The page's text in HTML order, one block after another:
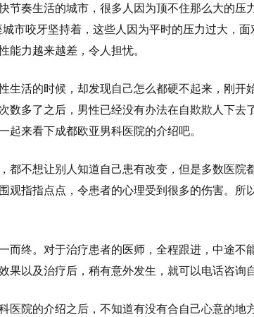
节奏生活的城市，很多人因为顶不住那么大的压
市咬牙坚持着，这些人因为平时的压力过大，
能力越来越差，令人担忧。
生活的时候，却发现自己怎么都硬不起来，刚开
数多了之后，男性已经没有办法在自欺欺人下去
起来看下成都欧亚男科医院的介绍吧。
都不想让别人知道自己患有改变，但是多数医院
观指指点点，令患者的心理受到很多的伤害。所
而终。对于治疗患者的医师，全程跟进，中途不
果以及治疗后，稍有意外发生，就可以电话咨询
医院的介绍之后，不知道有没有合自己心意的地